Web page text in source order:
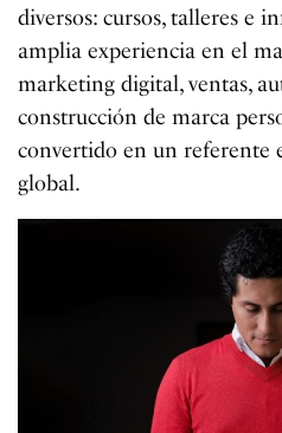
diversos: cursos, talleres e
amplia experiencia en el
marketing digital, ventas,
construcción de marca
convertido en un referente
global.